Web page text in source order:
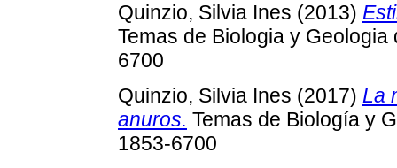
Quinzio, Silvia Ines (2013)
Temas de Biologia y
6700
Quinzio, Silvia Ines (2017) La
anuros. Temas de Biología y
1853-6700